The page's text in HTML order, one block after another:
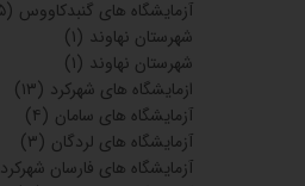
آزمایشگاه های گنبدکاووس (۲۵)
شهرستان نهاوند (۱)
شهرستان نهاوند (۱)
ازمایشگاه های شهرکرد (۱۳)
آزمایشگاه های سامان (۴)
آزمایشگاه های لردگان (۳)
آزمایشگاه های فارسان شهرکرد